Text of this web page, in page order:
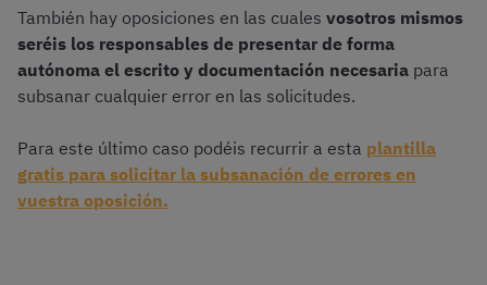
También hay oposiciones en las cuales vosotros mismos
seréis los responsables de presentar de forma
autónoma el escrito y documentación necesaria para
subsanar cualquier error en las solicitudes.
Para este último caso podéis recurrir a esta plantilla
gratis para solicitar la subsanación de errores en
vuestra oposición.